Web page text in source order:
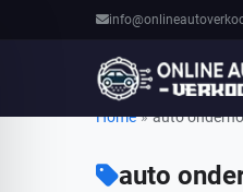
Home » auto
auto